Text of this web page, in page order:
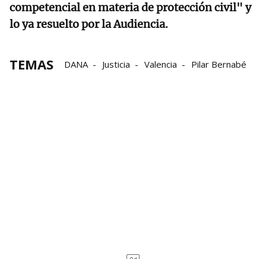
competencial en materia de protección civil" y
lo ya resuelto por la Audiencia.
TEMAS DANA Justicia Valencia Pilar Bernabé